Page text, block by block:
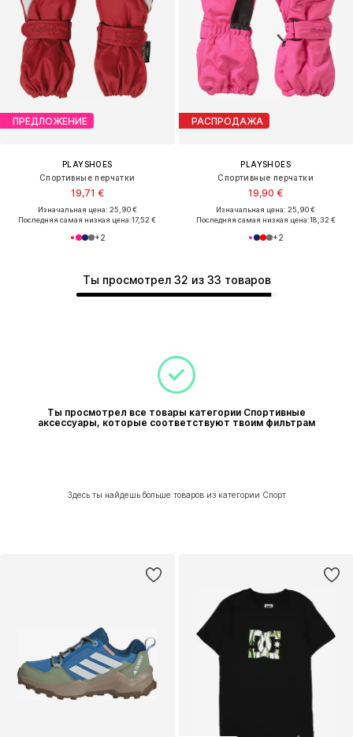
ПРЕДЛОЖЕНИЕ
PLAYSHOES
Спортивные перчатки
19,71 €
Изначальная цена: 25,90 €
Последняя самая низкая цена:17,52 €
+2
РАСПРОДАЖА
PLAYSHOES
Спортивные перчатки
19,90 €
Изначальная цена: 25,90 €
Последняя самая низкая цена:18,32 €
+2
Ты просмотрел 32 из 33 товаров
Ты просмотрел все товары категории Спортивные
аксессуары, которые соответствуют твоим фильтрам
Здесь ты найдешь больше товаров из категории Спорт